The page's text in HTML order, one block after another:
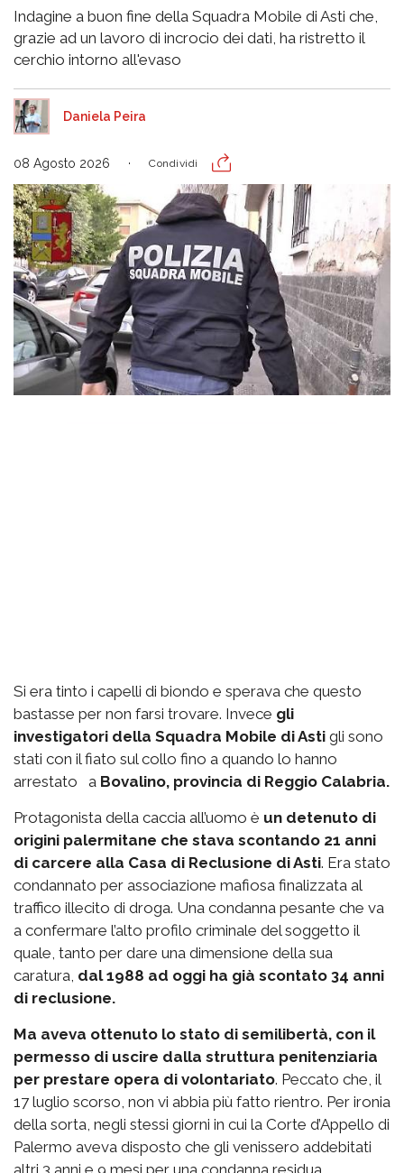
Indagine a buon fine della Squadra Mobile di Asti che,
grazie ad un lavoro di incrocio dei dati, ha ristretto il
cerchio intorno all'evaso
Daniela Peira
08 Agosto 2026 Condividi
Si era tinto i capelli di biondo e sperava che questo
bastasse per non farsi trovare. Invece gli
investigatori della Squadra Mobile di Asti gli sono
stati con il fiato sul collo fino a quando lo hanno
arrestato a Bovalino, provincia di Reggio Calabria.
Protagonista della caccia all’uomo è un detenuto di
origini palermitane che stava scontando 21 anni
di carcere alla Casa di Reclusione di Asti. Era stato
condannato per associazione mafiosa finalizzata al
traffico illecito di droga. Una condanna pesante che va
a confermare l’alto profilo criminale del soggetto il
quale, tanto per dare una dimensione della sua
caratura, dal 1988 ad oggi ha già scontato 34 anni
di reclusione.
Ma aveva ottenuto lo stato di semilibertà, con il
permesso di uscire dalla struttura penitenziaria
per prestare opera di volontariato. Peccato che, il
17 luglio scorso, non vi abbia più fatto rientro. Per ironia
della sorta, negli stessi giorni in cui la Corte d’Appello di
Palermo aveva disposto che gli venissero addebitati
altri 3 anni e 9 mesi per una condanna residua.